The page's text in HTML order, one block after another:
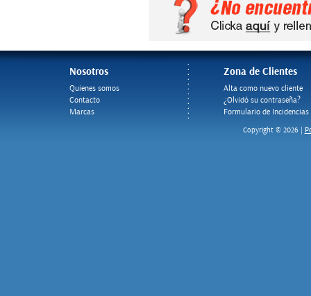
Nosotros
Quienes somos
Contacto
Marcas
Zona de Clientes
Alta como nuevo cliente
¿Olvidó su contraseña?
Formulario de Incidencias
Copyright © 2026 |